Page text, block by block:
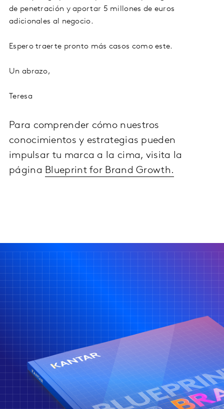
de penetración y aportar 5 millones de euros
adicionales al negocio.
Espero traerte pronto más casos como este.
Un abrazo,
Teresa
Para comprender cómo nuestros
conocimientos y estrategias pueden
impulsar tu marca a la cima, visita la
página Blueprint for Brand Growth.